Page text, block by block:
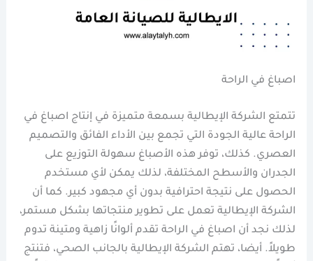
اصباغ في الراحة
تتمتع الشركة الإيطالية بسمعة متميزة في إنتاج اصباغ في
الراحة عالية الجودة التي تجمع بين الأداء الفائق والتصميم
العصري. كذلك، توفر هذه الأصباغ سهولة التوزيع على
الجدران والأسطح المختلفة، لذلك يمكن لأي مستخدم
الحصول على نتيجة احترافية بدون أي مجهود كبير. كما أن
الشركة الإيطالية تعمل على تطوير منتجاتها بشكل مستمر،
لذلك نجد أن اصباغ في الراحة تقدم ألوانًا زاهية ومتينة تدوم
طويلاً. أيضا، تهتم الشركة الإيطالية بالجانب الصحي، فتنتج